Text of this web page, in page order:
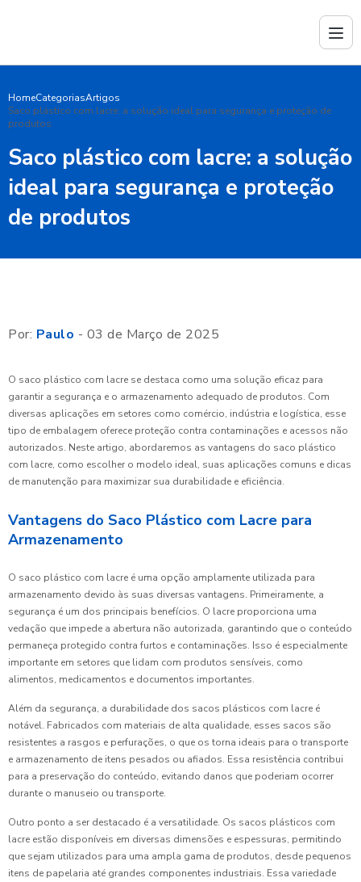
HomeCategoriasArtigos
Saco plástico com lacre: a solução ideal para segurança e proteção de
produtos
Saco plástico com lacre: a solução
ideal para segurança e proteção
de produtos
Por: Paulo - 03 de Março de 2025
O saco plástico com lacre se destaca como uma solução eficaz para
garantir a segurança e o armazenamento adequado de produtos. Com
diversas aplicações em setores como comércio, indústria e logística, esse
tipo de embalagem oferece proteção contra contaminações e acessos não
autorizados. Neste artigo, abordaremos as vantagens do saco plástico
com lacre, como escolher o modelo ideal, suas aplicações comuns e dicas
de manutenção para maximizar sua durabilidade e eficiência.
Vantagens do Saco Plástico com Lacre para
Armazenamento
O saco plástico com lacre é uma opção amplamente utilizada para
armazenamento devido às suas diversas vantagens. Primeiramente, a
segurança é um dos principais benefícios. O lacre proporciona uma
vedação que impede a abertura não autorizada, garantindo que o conteúdo
permaneça protegido contra furtos e contaminações. Isso é especialmente
importante em setores que lidam com produtos sensíveis, como
alimentos, medicamentos e documentos importantes.
Além da segurança, a durabilidade dos sacos plásticos com lacre é
notável. Fabricados com materiais de alta qualidade, esses sacos são
resistentes a rasgos e perfurações, o que os torna ideais para o transporte
e armazenamento de itens pesados ou afiados. Essa resistência contribui
para a preservação do conteúdo, evitando danos que poderiam ocorrer
durante o manuseio ou transporte.
Outro ponto a ser destacado é a versatilidade. Os sacos plásticos com
lacre estão disponíveis em diversas dimensões e espessuras, permitindo
que sejam utilizados para uma ampla gama de produtos, desde pequenos
itens de papelaria até grandes componentes industriais. Essa variedade